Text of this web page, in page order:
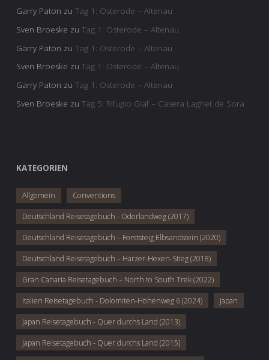
Garry Paton zu Tag 1: Osterode – Altenau
Sven Broeske zu Tag 1: Osterode – Altenau
Garry Paton zu Tag 1: Osterode – Altenau
Sven Broeske zu Tag 1: Osterode – Altenau
Garry Paton zu Tag 1: Osterode – Altenau
Sven Broeske zu Tag 5: Rifugio Giaf – Casera Laghet de Sora
KATEGORIEN
Allgemein Conventions
Deutschland Reisetagebuch - Oderlandweg (2017)
Deutschland Reisetagebuch – Forststeig Elbsandstein (2020)
Deutschland Reisetagebuch – Harzer-Hexen-Stieg (2018)
Gran Canaria Reisetagebuch – North to South Trek (2022)
Italien Reisetagebuch - Dolomiten-Höhenweg 6 (2024) Japan
Japan Reisetagebuch - Quer durchs Land (2013)
Japan Reisetagebuch - Quer durchs Land (2015)